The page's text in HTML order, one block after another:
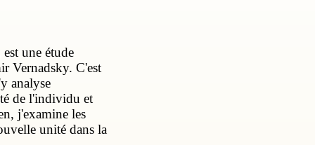
une étude
Vernadsky. C'est
analyse
de l'individu et
j'examine les
unité dans la